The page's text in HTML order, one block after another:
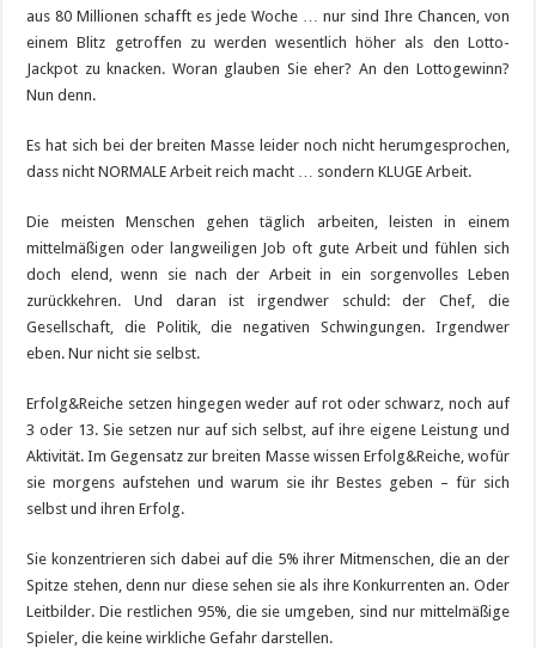
aus 80 Millionen schafft es jede Woche … nur sind Ihre Chancen, von
einem Blitz getroffen zu werden wesentlich höher als den Lotto-
Jackpot zu knacken. Woran glauben Sie eher? An den Lottogewinn?
Nun denn.
Es hat sich bei der breiten Masse leider noch nicht herumgesprochen,
dass nicht NORMALE Arbeit reich macht … sondern KLUGE Arbeit.
Die meisten Menschen gehen täglich arbeiten, leisten in einem
mittelmäßigen oder langweiligen Job oft gute Arbeit und fühlen sich
doch elend, wenn sie nach der Arbeit in ein sorgenvolles Leben
zurückkehren. Und daran ist irgendwer schuld: der Chef, die
Gesellschaft, die Politik, die negativen Schwingungen. Irgendwer
eben. Nur nicht sie selbst.
Erfolg&Reiche setzen hingegen weder auf rot oder schwarz, noch auf
3 oder 13. Sie setzen nur auf sich selbst, auf ihre eigene Leistung und
Aktivität. Im Gegensatz zur breiten Masse wissen Erfolg&Reiche, wofür
sie morgens aufstehen und warum sie ihr Bestes geben – für sich
selbst und ihren Erfolg.
Sie konzentrieren sich dabei auf die 5% ihrer Mitmenschen, die an der
Spitze stehen, denn nur diese sehen sie als ihre Konkurrenten an. Oder
Leitbilder. Die restlichen 95%, die sie umgeben, sind nur mittelmäßige
Spieler, die keine wirkliche Gefahr darstellen.